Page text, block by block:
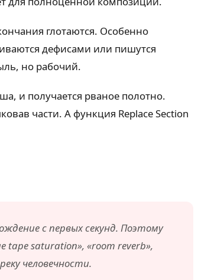
глотаются. Особенно
дефисами или пишутся
но рабочий.
и получается рваное полотно.
части. А функция Replace Section
с первых секунд. Поэтому
saturation», «room reverb»,
человечности.